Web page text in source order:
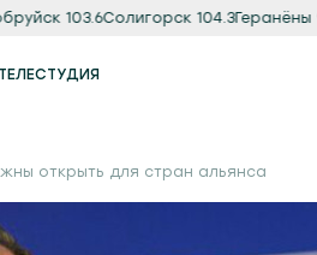
103.6Солигорск 104.3Геранёны 97.8
ТЕЛЕСТУДИЯ
открыть для стран альянса